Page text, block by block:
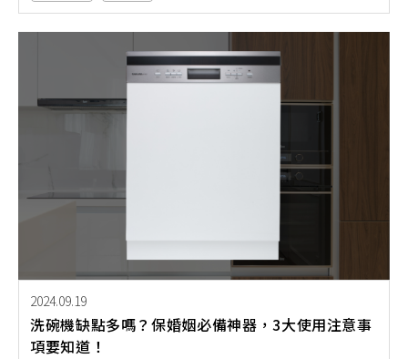
2024.09.19
洗碗機缺點多嗎？保婚姻必備神器，3大使用注意事
項要知道！